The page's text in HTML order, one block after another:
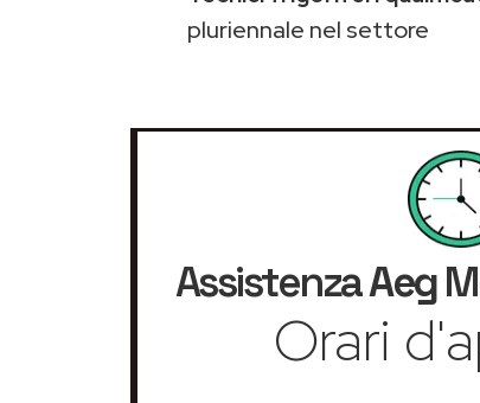
pluriennale nel settore
AssistenzaAeg
Orari